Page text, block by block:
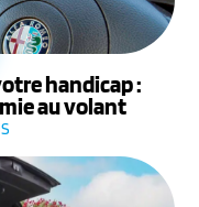
handicap :
au volant